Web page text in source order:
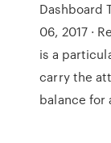
Dashboard
06, 2017 ·
is a
carry the
balance for